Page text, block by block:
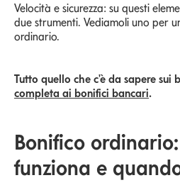
Velocità e sicurezza: su questi
due strumenti. Vediamoli uno per
ordinario.
Tutto quello che c'è da sapere sui
completa ai bonifici bancari.
Bonifico
funziona e